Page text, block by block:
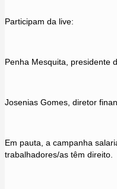
Participam da live:
Penha Mesquita, presidente
Josenias Gomes, diretor
Em pauta, a campanha
trabalhadores/as têm direito.